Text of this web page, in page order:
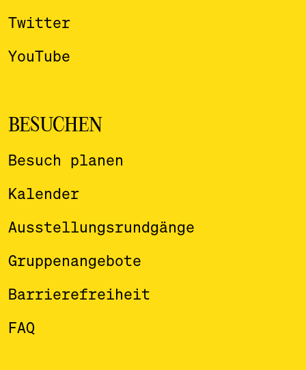
Twitter
YouTube
BESUCHEN
Besuch planen
Kalender
Ausstellungsrundgänge
Gruppenangebote
Barrierefreiheit
FAQ